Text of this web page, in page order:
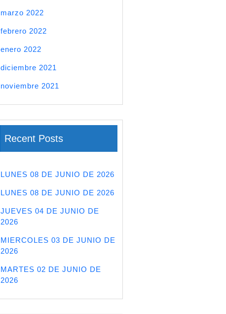
marzo 2022
febrero 2022
enero 2022
diciembre 2021
noviembre 2021
Recent Posts
LUNES 08 DE JUNIO DE 2026
LUNES 08 DE JUNIO DE 2026
JUEVES 04 DE JUNIO DE
2026
MIERCOLES 03 DE JUNIO DE
2026
MARTES 02 DE JUNIO DE
2026